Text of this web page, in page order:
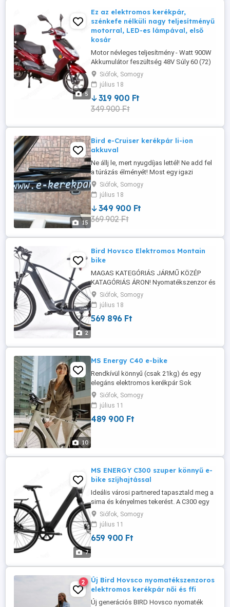
5
Ez az elektromos kerékpár,
szénkefe nélküli nagy teljesítményű
motorral, LED-es lámpával, első
kosár
Motor névleges teljesítmény - Watt 900W
Akkumulátor feszültség 48V Súly 60 (72)
Kg Max. sebesség - km h 25 vagy 45km h
Max. hatótávolság - km akku, domborzat
és súly függő (40-60km) Akkumulátor
típus választható Akkumulátor kapacitás
Ah választható Csomagolás mérete
Siófok, Somogy
július 18
319 900 Ft
349 900 Ft
15
Bird e-Cruiser kerékpár li-ion
akkuval
Ne állj le, mert nyugdíjas lettél! Ne add fel
a túrázás élményét! Most egy igazi
nagyfateros, kényelmes, retro bringát
építettünk Neked. Ha szereted a
kényelmet és arra vágysz, hogy kitűnj a
tömegből, akkor a biciklid sem lehet egy
nagyáruházban beszerzett tucattermék.
Siófok, Somogy
július 18
349 900 Ft
369 902 Ft
2
Bird Hovsco Elektromos Montain
bike
MAGAS KATEGÓRIÁS JÁRMŰ KÖZÉP
KATAGÓRIÁS ÁRON! Nyomatékszenzor és
energia visszanyerő rendszer egyben!
Esztétikus forma, magas műszaki
tartalom. Szuper erős alumínium váz, 36V
12,5Ah-s Samsung lítium akkumulátor,
váltó, tárcsafékek, ...
Siófok, Somogy
július 18
569 896 Ft
10
MS Energy C40 e-bike
Rendkívül könnyű (csak 21kg) és egy
elegáns elektromos kerékpár Sok
gondtalan és kényelmes kilométer
megtételére tervezték A C40 egy könnyű
elektromos kerékpár, amelyet olyan
versenyzők számára terveztek, akik
Siófok, Somogy
július 11
489 900 Ft
7
MS ENERGY C300 szuper könnyű e-
bike szíjhajtással
Ideális városi partnered tapasztald meg a
sima és kényelmes tekerést. A C300 egy
könnyű (21,5 kg) elektromos kerékpár,
amelyet gondtalan városi tekerésekhez,
maximális kényelemhez és
csúcsteljesítményhez terveztek. Egy
...
Siófok, Somogy
július 11
659 900 Ft
2
Új Bird Hovsco nyomatékszenzoros
elektromos kerékpár női és ffi
Új generációs BIRD Hovsco nyomaték